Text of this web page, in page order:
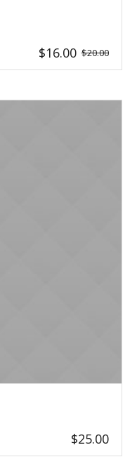
$20.00
Original
price
$20.00.
$16.00 Current
price
$16.00.
$25.00